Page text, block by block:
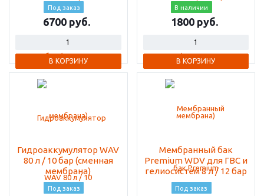
Под заказ
6700
В КОРЗИНУ
В наличии
1800
В КОРЗИНУ
Гидроаккумулятор WAV
80 л / 10 бар (сменная
мембрана)
Под заказ
Мембранный бак
Premium WDV для ГВС и
гелиосистем 8 л / 12 бар
Под заказ